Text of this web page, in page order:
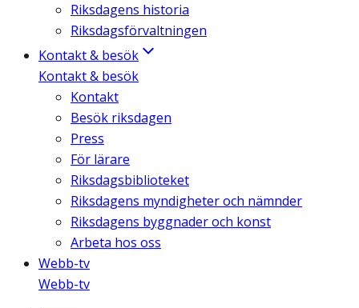
Riksdagens historia
Riksdagsförvaltningen
Kontakt & besök
Kontakt & besök
Kontakt
Besök riksdagen
Press
För lärare
Riksdagsbiblioteket
Riksdagens myndigheter och nämnder
Riksdagens byggnader och konst
Arbeta hos oss
Webb-tv
Webb-tv